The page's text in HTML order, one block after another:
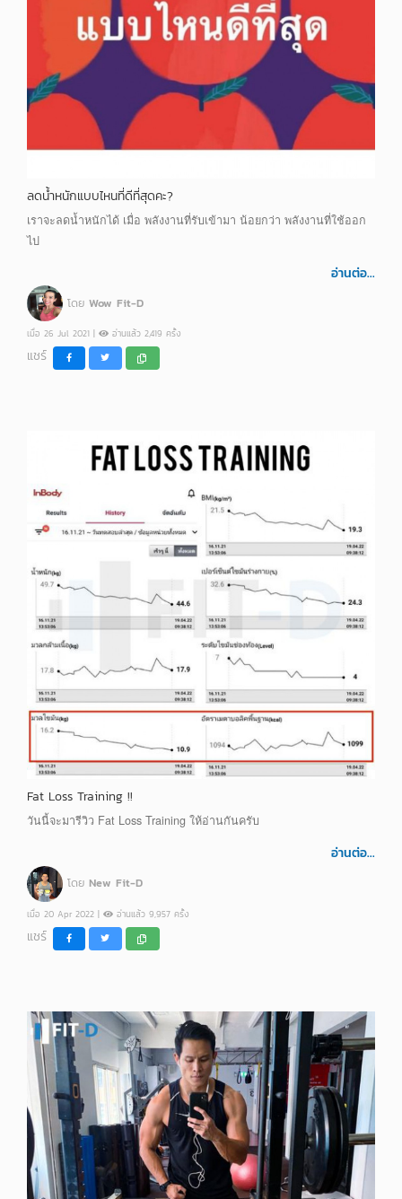
ลดน้ำหนักแบบไหนที่ดีที่สุดคะ?
เราจะลดน้ำหนักได้ เมื่อ พลังงานที่รับเข้ามา น้อยกว่า พลังงานที่ใช้ออก
ไป
อ่านต่อ...
โดย Wow Fit-D
เมื่อ 26 Jul 2021 | อ่านแล้ว 2,419 ครั้ง
แชร์
Fat Loss Training !!
วันนี้จะมารีวิว Fat Loss Training ให้อ่านกันครับ
อ่านต่อ...
โดย New Fit-D
เมื่อ 20 Apr 2022 | อ่านแล้ว 9,957 ครั้ง
แชร์